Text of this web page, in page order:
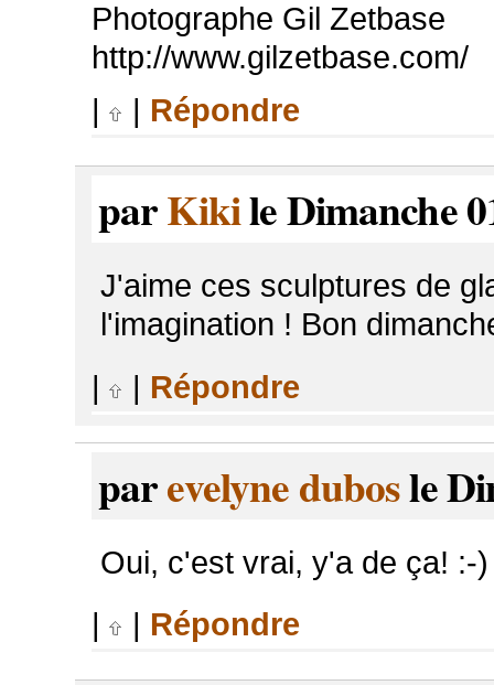
Photographe Gil Zetbase
http://www.gilzetbase.com/
|
| Répondre
parKikile Dimanche
J'aime ces sculptures de
l'imagination ! Bon
|
| Répondre
parevelyne dubosle
Oui, c'est vrai, y'a de ça! :-)
|
| Répondre